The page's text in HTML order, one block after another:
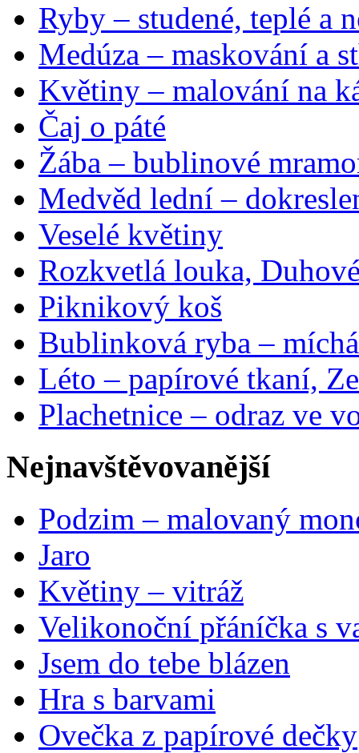
Ryby – studené, teplé a
Medúza – maskování a
Květiny – malování na
Čaj o páté
Žába – bublinové
Medvěd lední –
Veselé květiny
Rozkvetlá louka,
Piknikový koš
Bublinková ryba –
Léto – papírové tkaní,
Plachetnice – odraz ve
Nejnavštěvovanější
Podzim – malovaný
Jaro
Květiny – vitráž
Velikonoční přáníčka s
Jsem do tebe blázen
Hra s barvami
Ovečka z papírové dečky